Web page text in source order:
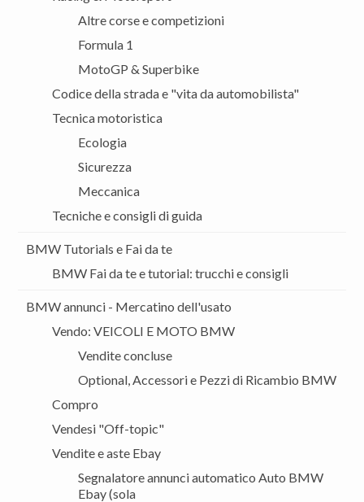
Altre corse e competizioni
Formula 1
MotoGP & Superbike
Codice della strada e "vita da automobilista"
Tecnica motoristica
Ecologia
Sicurezza
Meccanica
Tecniche e consigli di guida
BMW Tutorials e Fai da te
BMW Fai da te e tutorial: trucchi e consigli
BMW annunci - Mercatino dell'usato
Vendo: VEICOLI E MOTO BMW
Vendite concluse
Optional, Accessori e Pezzi di Ricambio BMW
Compro
Vendesi "Off-topic"
Vendite e aste Ebay
Segnalatore annunci automatico Auto BMW
Ebay (sola